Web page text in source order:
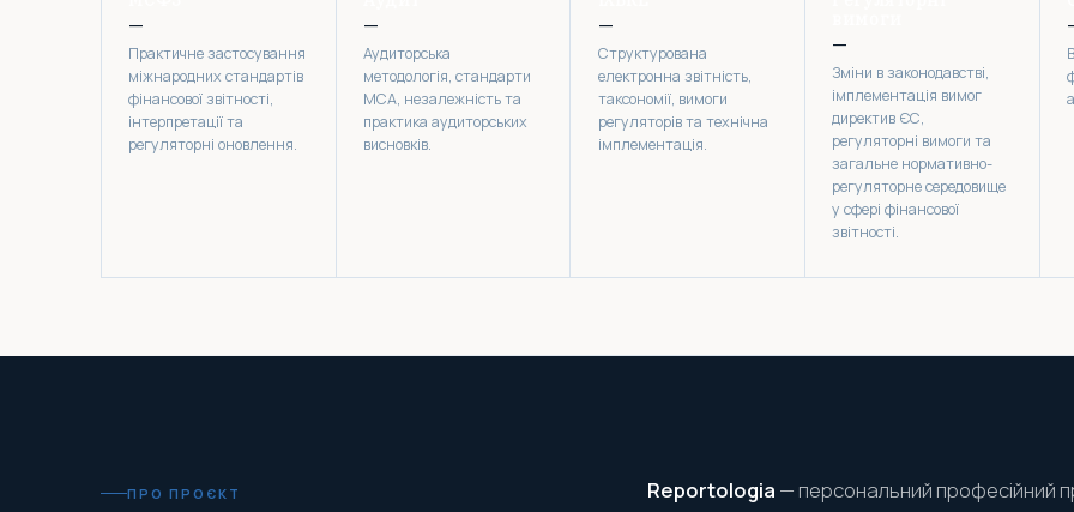
—
Практичне застосування
міжнародних стандартів
фінансової звітності,
інтерпретації та
регуляторні оновлення.
—
Аудиторська
методологія, стандарти
МСА, незалежність та
практика аудиторських
висновків.
—
Структурована
електронна звітність,
таксономії, вимоги
регуляторів та технічна
імплементація.
—
Зміни в законодавстві,
імплементація вимог
директив ЄС,
регуляторні вимоги та
загальне нормативно-
регуляторне середовище
у сфері фінансової
звітності.
ПРО ПРОЄКТ Reportologia — персональний професійний